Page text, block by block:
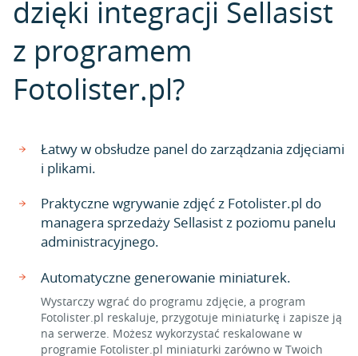
dzięki integracji Sellasist
z programem
Fotolister.pl?
Łatwy w obsłudze panel do zarządzania zdjęciami
i plikami.
Praktyczne wgrywanie zdjęć z Fotolister.pl do
managera sprzedaży Sellasist z poziomu panelu
administracyjnego.
Automatyczne generowanie miniaturek.
Wystarczy wgrać do programu zdjęcie, a program
Fotolister.pl reskaluje, przygotuje miniaturkę i zapisze ją
na serwerze. Możesz wykorzystać reskalowane w
programie Fotolister.pl miniaturki zarówno w Twoich